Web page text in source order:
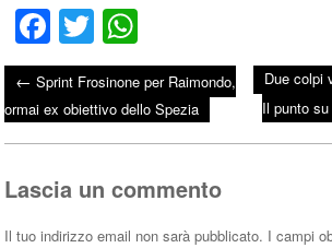
Fa
ce
bo
ok
T
wi
tte
r
ha
ts
A
Post navigation
← Sprint Frosinone per Raimondo,
ormai ex obiettivo dello Spezia
Due colpi
Il punto
Lascia un commento
Il tuo indirizzo email non sarà pubblicato. I campi